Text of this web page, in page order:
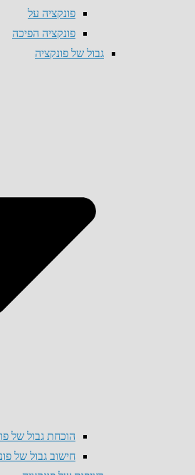
פונקציה על
פונקציה הפיכה
גבול של פונקציה
הוכחת גבול של
חישוב גבול של